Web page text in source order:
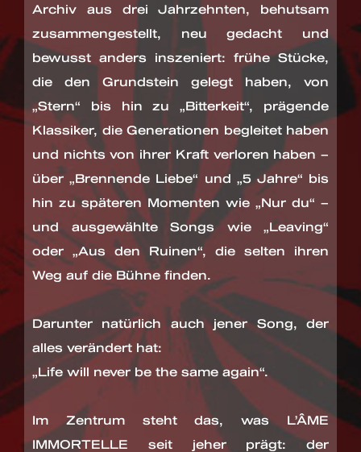
Archiv aus drei Jahrzehnten, behutsam
zusammengestellt, neu gedacht und
bewusst anders inszeniert: frühe Stücke,
die den Grundstein gelegt haben, von
„Stern“ bis hin zu „Bitterkeit“, prägende
Klassiker, die Generationen begleitet haben
und nichts von ihrer Kraft verloren haben –
über „Brennende Liebe“ und „5 Jahre“ bis
hin zu späteren Momenten wie „Nur du“ –
und ausgewählte Songs wie „Leaving“
oder „Aus den Ruinen“, die selten ihren
Weg auf die Bühne finden.
Darunter natürlich auch jener Song, der
alles verändert hat:
„Life will never be the same again“.
Im Zentrum steht das, was L’ÂME
IMMORTELLE seit jeher prägt: der